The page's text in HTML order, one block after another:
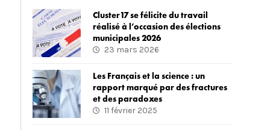
Cluster17 se félicite du travail
réalisé à l’occasion des élections
municipales 2026
23 mars 2026
Les Français et la science : un
rapport marqué par des fractures
et des paradoxes
11 février 2025